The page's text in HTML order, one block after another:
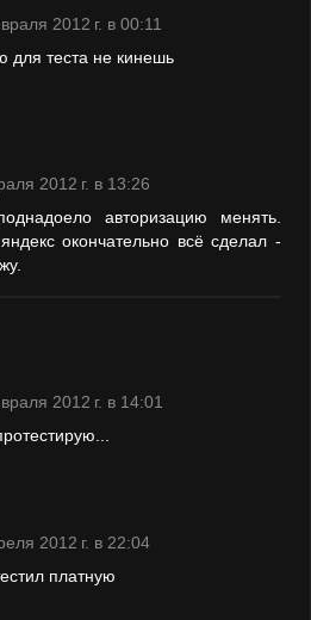
2012 г. в 00:11
для теста не кинешь
2012 г. в 13:26
авторизацию менять.
окончательно всё сделал -
2012 г. в 14:01
2012 г. в 22:04
платную